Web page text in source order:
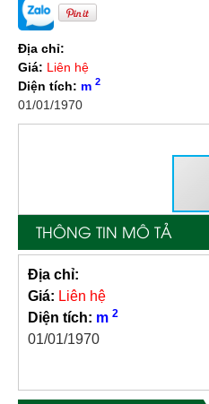
Địa chỉ:
Giá: Liên hệ
Diện tích: m 2
01/01/1970
THÔNG TIN MÔ TẢ
Địa chỉ:
Giá: Liên hệ
Diện tích: m 2
01/01/1970